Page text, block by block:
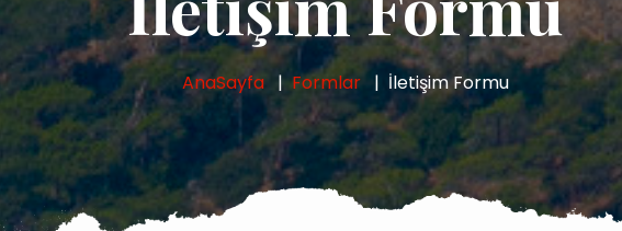
AnaSayfa Formlar İletişim Formu